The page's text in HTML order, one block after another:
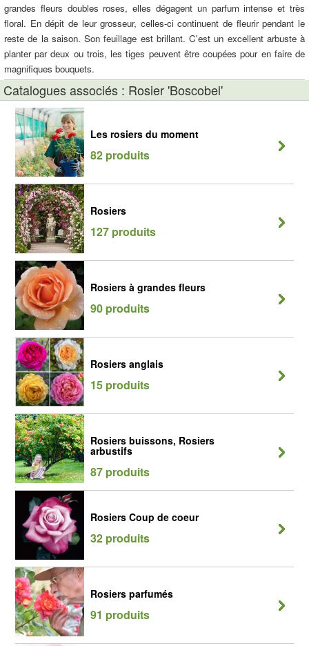
grandes fleurs doubles roses, elles dégagent un parfum intense et très
floral. En dépit de leur grosseur, celles-ci continuent de fleurir pendant le
reste de la saison. Son feuillage est brillant. C'est un excellent arbuste à
planter par deux ou trois, les tiges peuvent être coupées pour en faire de
magnifiques bouquets.
Catalogues associés : Rosier 'Boscobel'
Les rosiers du moment
82 produits
Rosiers
127 produits
Rosiers à grandes fleurs
90 produits
Rosiers anglais
15 produits
Rosiers buissons, Rosiers
arbustifs
87 produits
Rosiers Coup de coeur
32 produits
Rosiers parfumés
91 produits